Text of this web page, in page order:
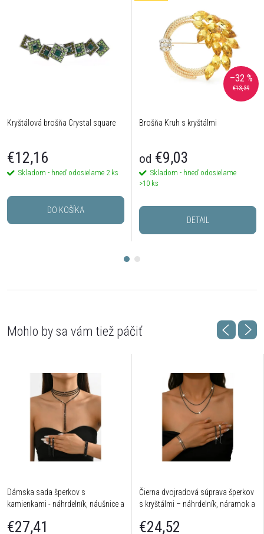
Kryštálová brošňa Crystal square
€12,16
Skladom - hneď odosielame 2 ks
DO KOŠÍKA
€13,39
–32 %
Brošňa Kruh s kryštálmi
od €9,03
Skladom - hneď odosielame
>10 ks
DETAIL
Dámska sada šperkov s
kamienkami - náhrdelník, náušnice a
€27,41
Čierna dvojradová súprava šperkov
s kryštálmi – náhrdelník, náramok a
€24,52